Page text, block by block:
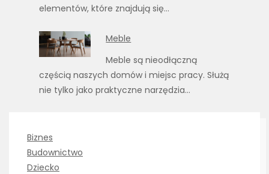
elementów, które znajdują się…
Meble
Meble są nieodłączną
częścią naszych domów i miejsc pracy. Służą
nie tylko jako praktyczne narzędzia…
Biznes
Budownictwo
Dziecko